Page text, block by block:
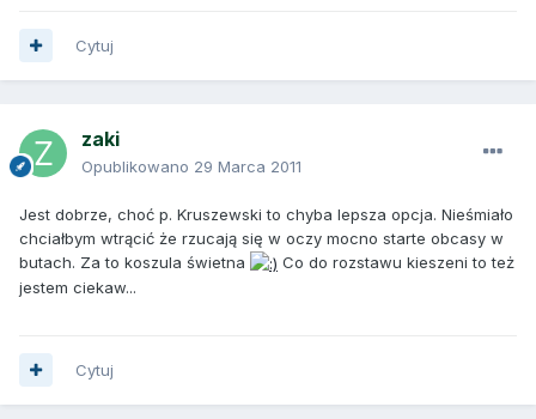
Cytuj
zaki
Opublikowano 29 Marca 2011
Jest dobrze, choć p. Kruszewski to chyba lepsza opcja. Nieśmiało
chciałbym wtrącić że rzucają się w oczy mocno starte obcasy w
butach. Za to koszula świetna
Co do rozstawu kieszeni to też
jestem ciekaw...
Cytuj